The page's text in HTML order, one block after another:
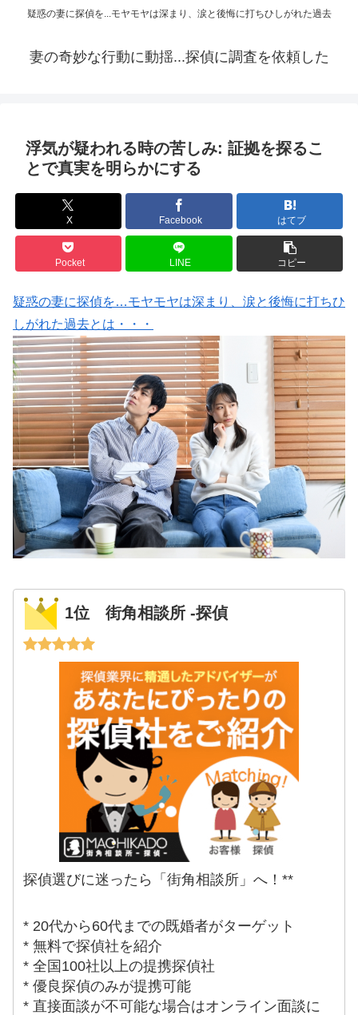
疑惑の妻に探偵を...モヤモヤは深まり、涙と後悔に打ちひしがれた過去
妻の奇妙な行動に動揺...探偵に調査を依頼した
浮気が疑われる時の苦しみ: 証拠を探るこ
とで真実を明らかにする
X Facebook はてブ
Pocket LINE コピー
疑惑の妻に探偵を…モヤモヤは深まり、涙と後悔に打ちひ
しがれた過去とは・・・
1位 街角相談所 -探偵
探偵選びに迷ったら「街角相談所」へ！**
* 20代から60代までの既婚者がターゲット
* 無料で探偵社を紹介
* 全国100社以上の提携探偵社
* 優良探偵のみが提携可能
* 直接面談が不可能な場合はオンライン面談に